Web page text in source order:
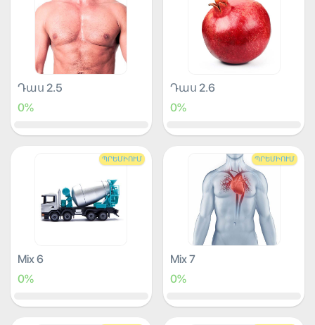
Դաս 2.5
0%
Դաս 2.6
0%
ՊՐԵՄԻՈՒՄ
Mix 6
0%
ՊՐԵՄԻՈՒՄ
Mix 7
0%